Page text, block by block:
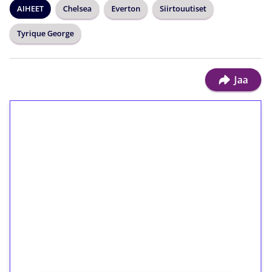
AIHEET Chelsea Everton Siirtouutiset
Tyrique George
Jaa